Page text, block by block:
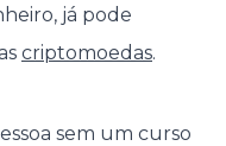
já pode
criptomoedas.
sem um curso